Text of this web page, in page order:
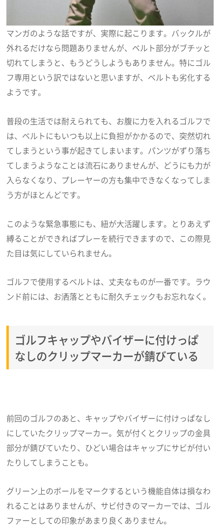
マンガのような話ですが、実際に起こります。バックルが
外れるだけなら問題ありませんが、ベルト部分がブチッと
切れてしまうと、もうどうしようもありません。特にゴル
フ専用という訳ではないと思いますが、ベルトも劣化する
ようです。
普段の生活では耐えられても、お腹に力を入れるゴルフで
は、ベルトにもいつも以上に負担がかかるので、突然切れ
てしまうという事が起きてしまいます。パンツがずり落ち
てしまうようなことは流石にありませんが、どうにも力が
入らなくなり、プレーヤーの方も集中できなくなってしま
う方がほとんどです。
このような緊急事態にも、紐が大活躍します。とりあえず
縛ることができればプレーを続行できますので、この際見
た目は気にしていられません。
ゴルフで使用するベルトは、丈夫なものが一番です。ラウ
ンド前には、お洒落とともに耐久チェックもお忘れなく。
ゴルフキャップやバイザーに付けっぱ
なしのクリップマーカーが錆びている
前回のゴルフのあと、キャップやバイザーに付けっぱなし
にしていたクリップマーカー。気が付くとクリップの金具
部分が錆びていたり、ひどい場合はキャップにサビが付い
たりしてしまうことも。
グリーン上のボールをマークするという機能自体は損なわ
れることはありませんが、サビ付きのマーカーでは、ゴル
ファーとしての印象があまり良くありません。